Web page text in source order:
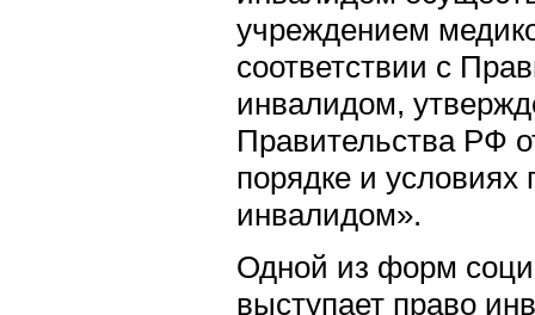
учреждением
соответствии с
инвалидом,
Правительства РФ
порядке и условиях
инвалидом».
Одной из форм
выступает право